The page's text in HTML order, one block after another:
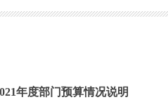
年度部门预算情况说明